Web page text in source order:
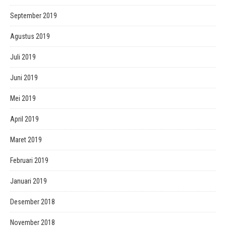
September 2019
Agustus 2019
Juli 2019
Juni 2019
Mei 2019
April 2019
Maret 2019
Februari 2019
Januari 2019
Desember 2018
November 2018